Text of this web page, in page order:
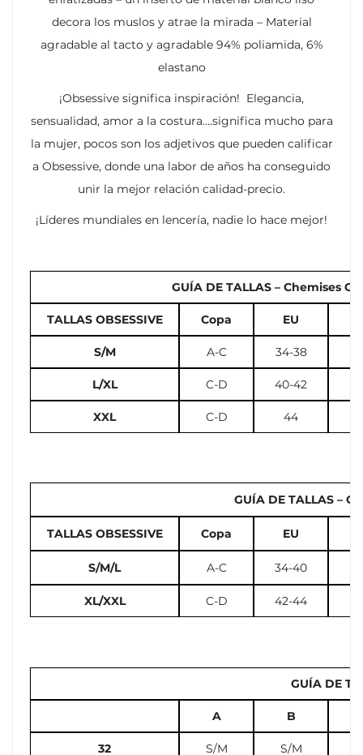
decora los muslos y atrae la mirada – Material
agradable al tacto y agradable 94% poliamida, 6%
elastano
¡Obsessive significa inspiración! Elegancia,
sensualidad, amor a la costura….significa mucho para
la mujer, pocos son los adjetivos que pueden calificar
a Obsessive, donde una labor de años ha conseguido
unir la mejor relación calidad-precio.
¡Líderes mundiales en lencería, nadie lo hace mejor!
GUÍA DE TALLAS – Chemises
TALLAS OBSESSIVE Copa EU
S/M A-C 34-38
L/XL C-D 40-42
XXL C-D 44
GUÍA DE TALLAS –
TALLAS OBSESSIVE Copa EU
S/M/L A-C 34-40
XL/XXL C-D 42-44
GUÍA DE
A B
32 S/M S/M